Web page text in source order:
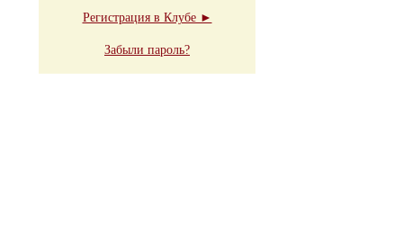
Регистрация в Клубе ►
Забыли пароль?